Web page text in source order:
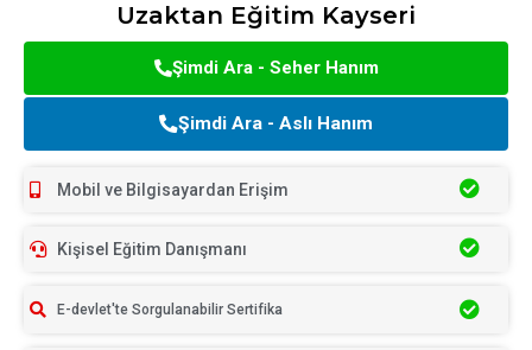
Uzaktan Eğitim Kayseri
Şimdi Ara - Seher Hanım
Şimdi Ara - Aslı Hanım
Mobil ve Bilgisayardan Erişim
Kişisel Eğitim Danışmanı
E-devlet'te Sorgulanabilir Sertifika